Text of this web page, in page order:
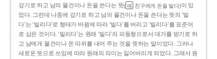
갚기로 하고 남의 물건이나 돈을 쓴다는 뜻( 예 친구에게 돈을 빌다)이 있
었다. 그런데 나중에 갚기로 하고 남의 물건이나 돈을 쓴다는 뜻의 ‘빌
다’는 ‘빌리다’로 형태가 바뀜에 따라 ‘빌다’를 버리고 ‘빌리다’를 표준어
로 삼은 것이다. ‘빌리다’는 원래 ‘빌다’의 피동형으로서 대가를 받기로 하
고 남에게 물건이나 돈 따위를 내어 주는 것을 뜻하는 말이었다. 그러나
새로운 뜻으로 쓰임에 따라 원래의 의미는 잃어버리게 되었다. 그래서 원